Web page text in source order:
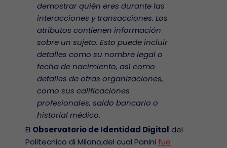
demostrar quién eres durante las
interacciones y transacciones. Los
atributos contienen información
sobre un sujeto. Esto puede incluir
detalles como su nombre legal o
fecha de nacimiento, así como
detalles de otras organizaciones,
como sus calificaciones
profesionales, saldo bancario o
historial médico.
El Observatorio de Identidad Digital del
Politecnico di Milano,del cual Panini fue